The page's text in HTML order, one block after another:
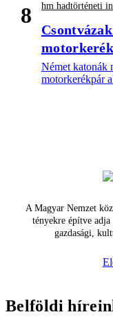
8 hm hadtörténeti
Német katonák
motorkerékpár
A Magyar Nemzet
tényekre építve
gazdasági,
Belföldi